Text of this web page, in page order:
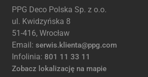
PPG Deco Polska Sp. z o.o.
ul. Kwidzyńska 8
51-416, Wrocław
Email: serwis.klienta@ppg.com
Infolinia: 801 11 33 11
Zobacz lokalizację na mapie